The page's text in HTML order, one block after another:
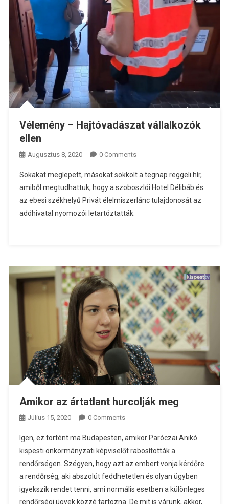
Vélemény – Hajtóvadászat vállalkozók
ellen
Augusztus 8, 2020 0 Comments
Sokakat meglepett, másokat sokkolt a tegnap reggeli hír,
amiből megtudhattuk, hogy a szoboszlói Hotel Délibáb és
az ebesi székhelyű Privát élelmiszerlánc tulajdonosát az
adóhivatal nyomozói letartóztatták.
Amikor az ártatlant hurcolják meg
Július 15, 2020 0 Comments
Igen, ez történt ma Budapesten, amikor Paróczai Anikó
kispesti önkormányzati képviselőt rabosították a
rendőrségen. Szégyen, hogy azt az embert vonja kérdőre
a rendőrség, aki abszolút feddhetetlen és olyan ügyben
igyekszik rendet tenni, ami normális esetben a különleges
rendőrségi ügyek közzé tartozna. De mit is várunk, akkor,